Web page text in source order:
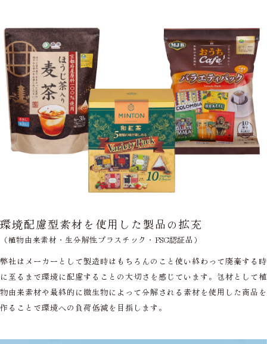
環境配慮型素材を使用した製品の拡充
（植物由来素材・生分解性プラスチック・FSC認証品）
弊社はメーカーとして製造時はもちろんのこと使い終わって廃棄する時
に至るまで環境に配慮することの大切さを感じています。包材として植
物由来素材や最終的に微生物によって分解される素材を使用した商品を
作ることで環境への負荷低減を目指します。